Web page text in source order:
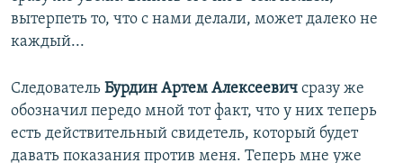
вытерпеть то, что с нами делали, может далеко не
каждый...
Следователь Бурдин Артем Алексеевич сразу же
обозначил передо мной тот факт, что у них теперь
есть действительный свидетель, который будет
давать показания против меня. Теперь мне уже